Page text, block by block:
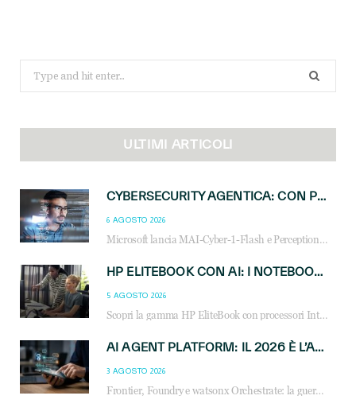
for:
ULTIMI ARTICOLI
CYBERSECURITY AGENTICA: CON PERCEPTION E MAI-CYBER-1-FLASH MICROSOFT APRE NUOVI SERVIZI PER IL CANALE
6 AGOSTO 2026
Microsoft lancia MAI-Cyber-1-Flash e Perception: cybersecurity agentica in preview dal 3 novembre. Cosa cambia per MSP, system integrator e reseller.
HP ELITEBOOK CON AI: I NOTEBOOK BUSINESS INTELLIGENTI CHE TRASFORMANO PRODUTTIVITÀ, SICUREZZA E LAVORO IBRIDO
5 AGOSTO 2026
Scopri la gamma HP EliteBook con processori Intel® Core™ Ultra e AMD Ryzen™ AI. Notebook business progettati per aumentare la produttività, migliorare la collaborazione e garantire sicurezza avanzata in ufficio e in mobilità.
AI AGENT PLATFORM: IL 2026 È L’ANNO DEL «SISTEMA OPERATIVO» PER GLI AGENTI AZIENDALI
3 AGOSTO 2026
Frontier, Foundry e watsonx Orchestrate: la guerra delle piattaforme AI agent ridisegna il mercato IT. Cosa cambia per reseller, MSP e system integrator.